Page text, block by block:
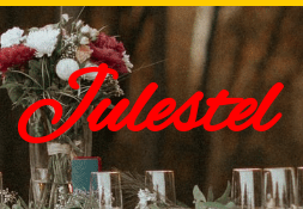
Julestel